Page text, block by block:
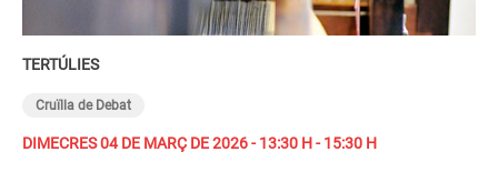
TERTÚLIES
Cruïlla de Debat
DIMECRES 04 DE MARÇ DE 2026 - 13:30 H - 15:30 H